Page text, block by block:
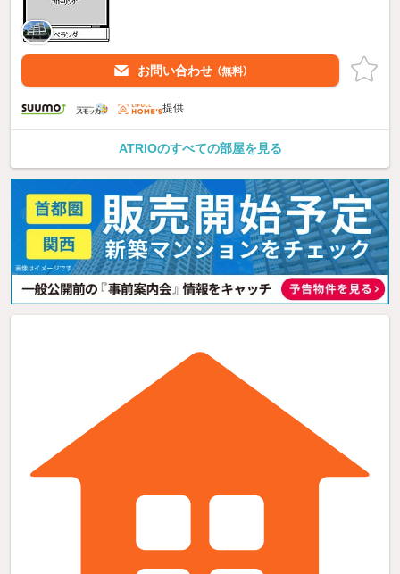
お問い合わせ （無料）
提供
ATRIOのすべての部屋を見る